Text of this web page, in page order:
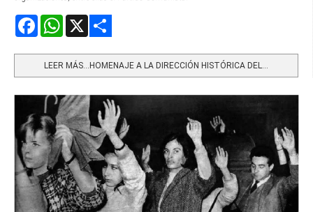
FacebookWhatsApp
LEER MÁS…HOMENAJE A LA DIRECCIÓN HISTÓRICA DEL...